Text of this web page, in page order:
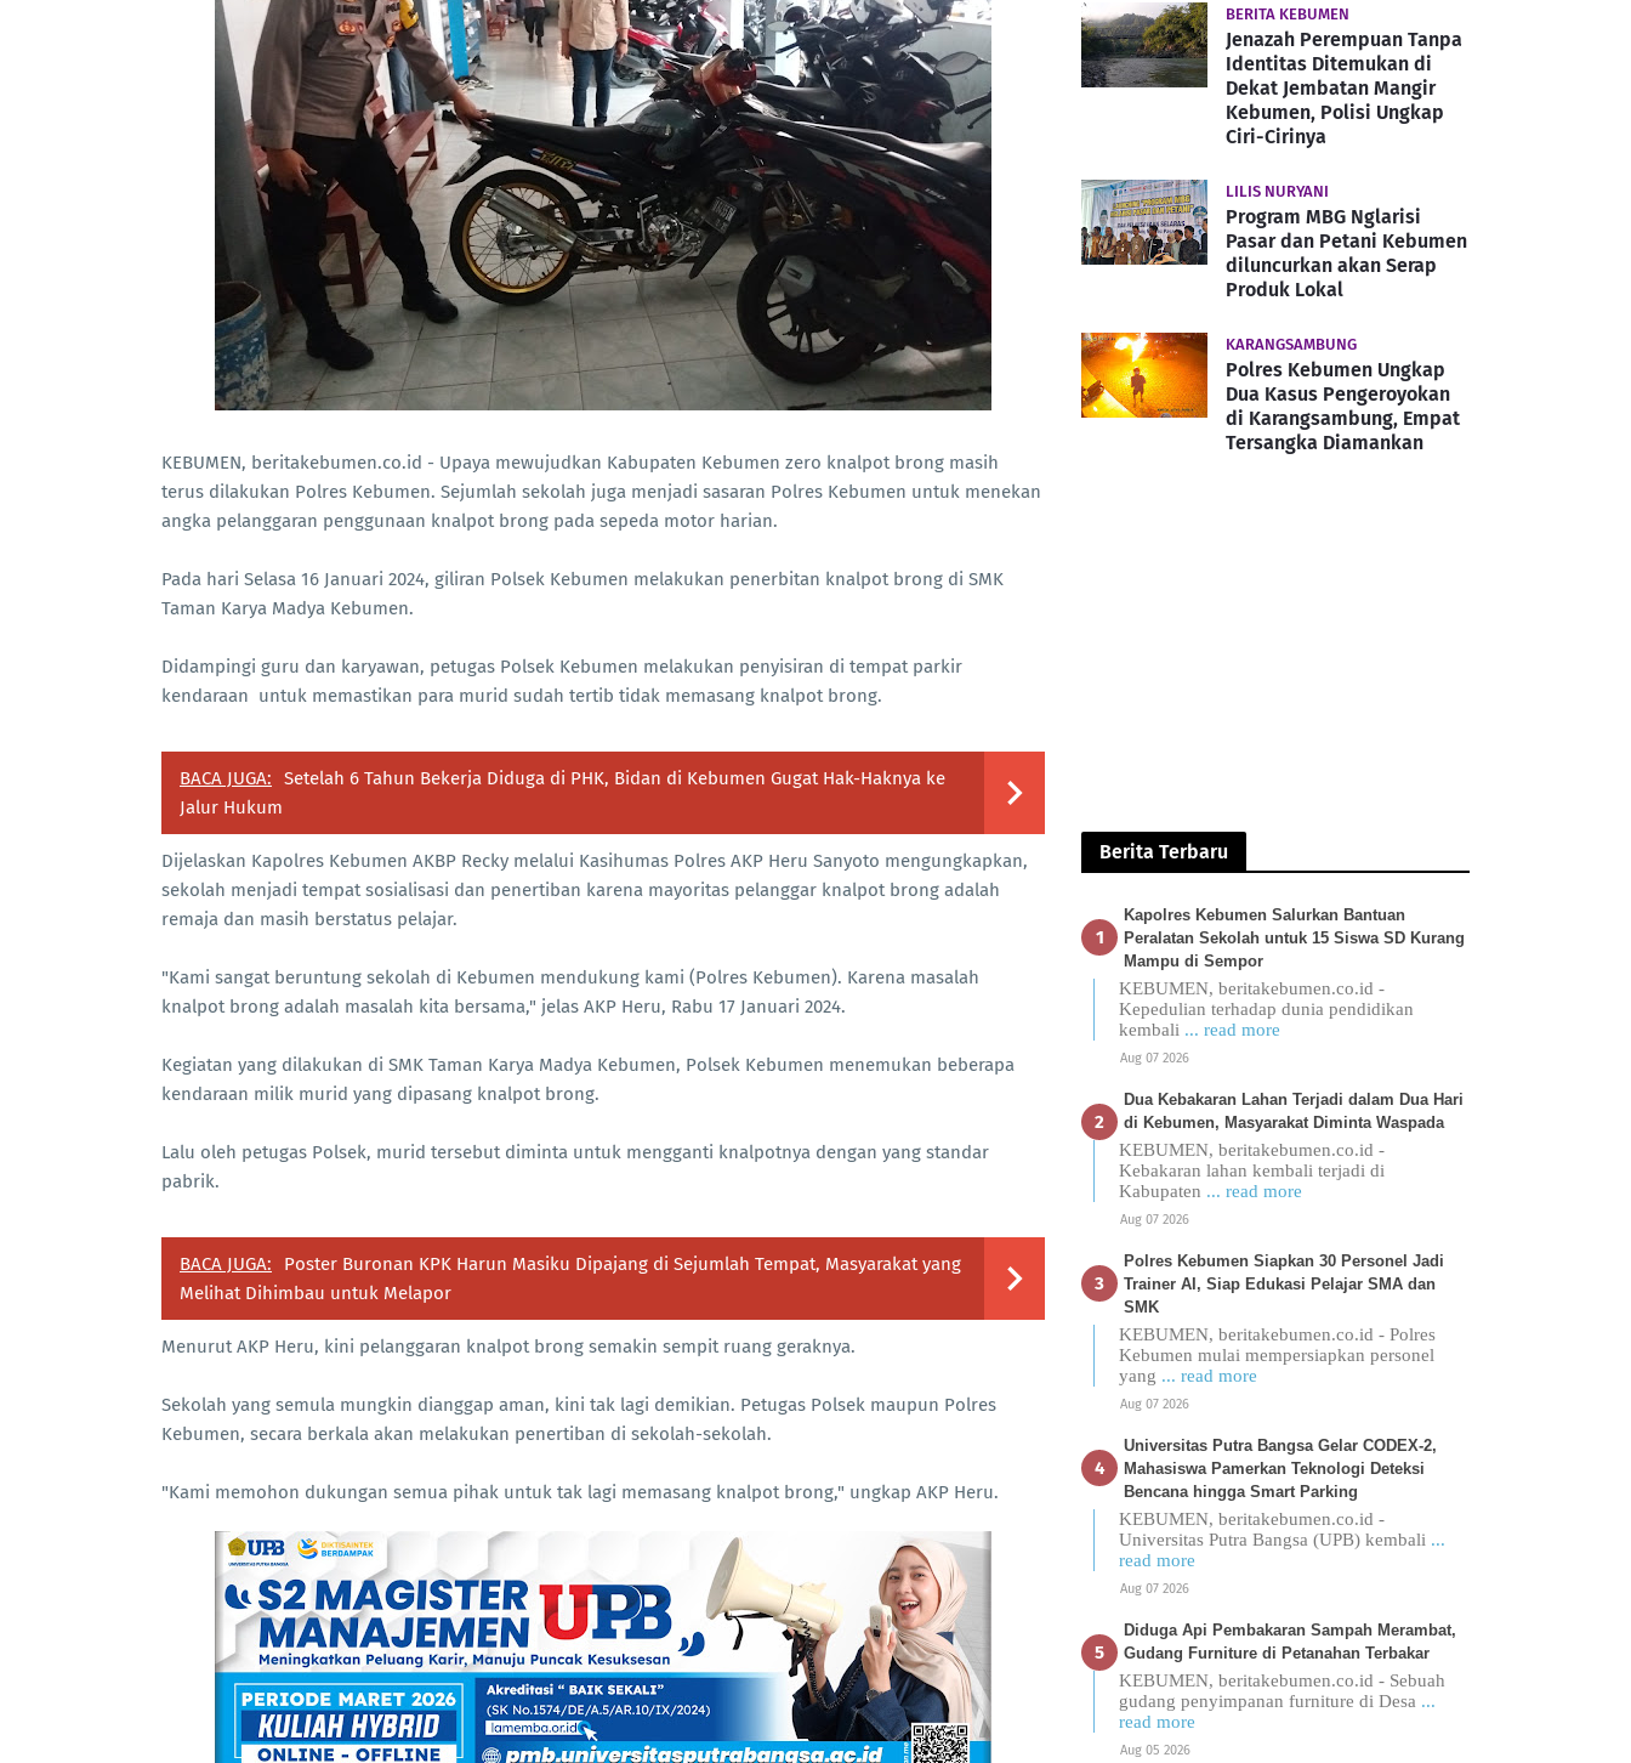
KEBUMEN, beritakebumen.co.id - Upaya mewujudkan Kabupaten Kebumen zero knalpot brong masih
terus dilakukan Polres Kebumen. Sejumlah sekolah juga menjadi sasaran Polres Kebumen untuk menekan
angka pelanggaran penggunaan knalpot brong pada sepeda motor harian.
Pada hari Selasa 16 Januari 2024, giliran Polsek Kebumen melakukan penerbitan knalpot brong di SMK
Taman Karya Madya Kebumen.
Didampingi guru dan karyawan, petugas Polsek Kebumen melakukan penyisiran di tempat parkir
kendaraan untuk memastikan para murid sudah tertib tidak memasang knalpot brong.
BACA JUGA:
Setelah 6 Tahun Bekerja Diduga di PHK, Bidan di Kebumen Gugat Hak-Haknya ke
Jalur Hukum
Dijelaskan Kapolres Kebumen AKBP Recky melalui Kasihumas Polres AKP Heru Sanyoto mengungkapkan,
sekolah menjadi tempat sosialisasi dan penertiban karena mayoritas pelanggar knalpot brong adalah
remaja dan masih berstatus pelajar.
"Kami sangat beruntung sekolah di Kebumen mendukung kami (Polres Kebumen). Karena masalah
knalpot brong adalah masalah kita bersama," jelas AKP Heru, Rabu 17 Januari 2024.
Kegiatan yang dilakukan di SMK Taman Karya Madya Kebumen, Polsek Kebumen menemukan beberapa
kendaraan milik murid yang dipasang knalpot brong.
Lalu oleh petugas Polsek, murid tersebut diminta untuk mengganti knalpotnya dengan yang standar
pabrik.
BACA JUGA:
Poster Buronan KPK Harun Masiku Dipajang di Sejumlah Tempat, Masyarakat yang
Melihat Dihimbau untuk Melapor
Menurut AKP Heru, kini pelanggaran knalpot brong semakin sempit ruang geraknya.
Sekolah yang semula mungkin dianggap aman, kini tak lagi demikian. Petugas Polsek maupun Polres
Kebumen, secara berkala akan melakukan penertiban di sekolah-sekolah.
"Kami memohon dukungan semua pihak untuk tak lagi memasang knalpot brong," ungkap AKP Heru.
BERITA KEBUMEN
Jenazah Perempuan Tanpa
Identitas Ditemukan di
Dekat Jembatan Mangir
Kebumen, Polisi Ungkap
Ciri-Cirinya
LILIS NURYANI
Program MBG Nglarisi
Pasar dan Petani Kebumen
diluncurkan akan Serap
Produk Lokal
KARANGSAMBUNG
Polres Kebumen Ungkap
Dua Kasus Pengeroyokan
di Karangsambung, Empat
Tersangka Diamankan
Berita Terbaru
Kapolres Kebumen Salurkan Bantuan
Peralatan Sekolah untuk 15 Siswa SD Kurang
Mampu di Sempor
KEBUMEN, beritakebumen.co.id -
Kepedulian terhadap dunia pendidikan
kembali ... read more
Aug 07 2026
Dua Kebakaran Lahan Terjadi dalam Dua Hari
di Kebumen, Masyarakat Diminta Waspada
KEBUMEN, beritakebumen.co.id -
Kebakaran lahan kembali terjadi di
Kabupaten ... read more
Aug 07 2026
Polres Kebumen Siapkan 30 Personel Jadi
Trainer AI, Siap Edukasi Pelajar SMA dan
SMK
KEBUMEN, beritakebumen.co.id - Polres
Kebumen mulai mempersiapkan personel
yang ... read more
Aug 07 2026
Universitas Putra Bangsa Gelar CODEX-2,
Mahasiswa Pamerkan Teknologi Deteksi
Bencana hingga Smart Parking
KEBUMEN, beritakebumen.co.id -
Universitas Putra Bangsa (UPB) kembali ...
read more
Aug 07 2026
Diduga Api Pembakaran Sampah Merambat,
Gudang Furniture di Petanahan Terbakar
KEBUMEN, beritakebumen.co.id - Sebuah
gudang penyimpanan furniture di Desa ...
read more
Aug 05 2026